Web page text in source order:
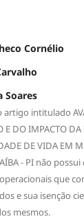
Cornélio
Soares
intitulado
E DO IMPACTO
DE VIDA EM
- PI não
que
e sua isenção
mesmos.